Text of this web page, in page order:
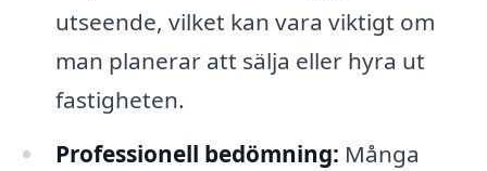
utseende, vilket kan vara viktigt om
man planerar att sälja eller hyra ut
fastigheten.
Professionell bedömning: Många